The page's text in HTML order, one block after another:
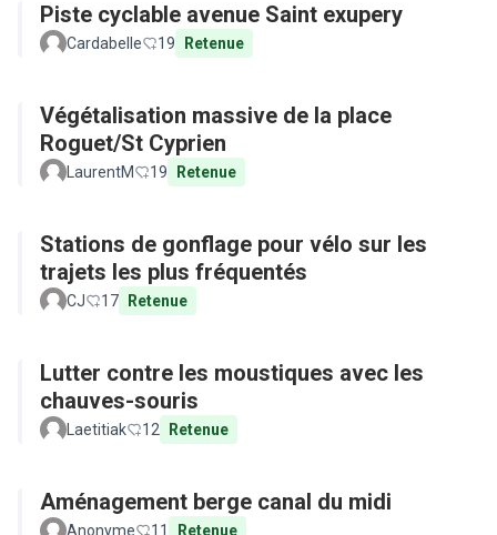
Piste cyclable avenue Saint exupery
Cardabelle 19 Retenue
Végétalisation massive de la place
Roguet/St Cyprien
LaurentM 19 Retenue
Stations de gonflage pour vélo sur les
trajets les plus fréquentés
CJ 17 Retenue
Lutter contre les moustiques avec les
chauves-souris
Laetitiak 12 Retenue
Aménagement berge canal du midi
Anonyme 11 Retenue